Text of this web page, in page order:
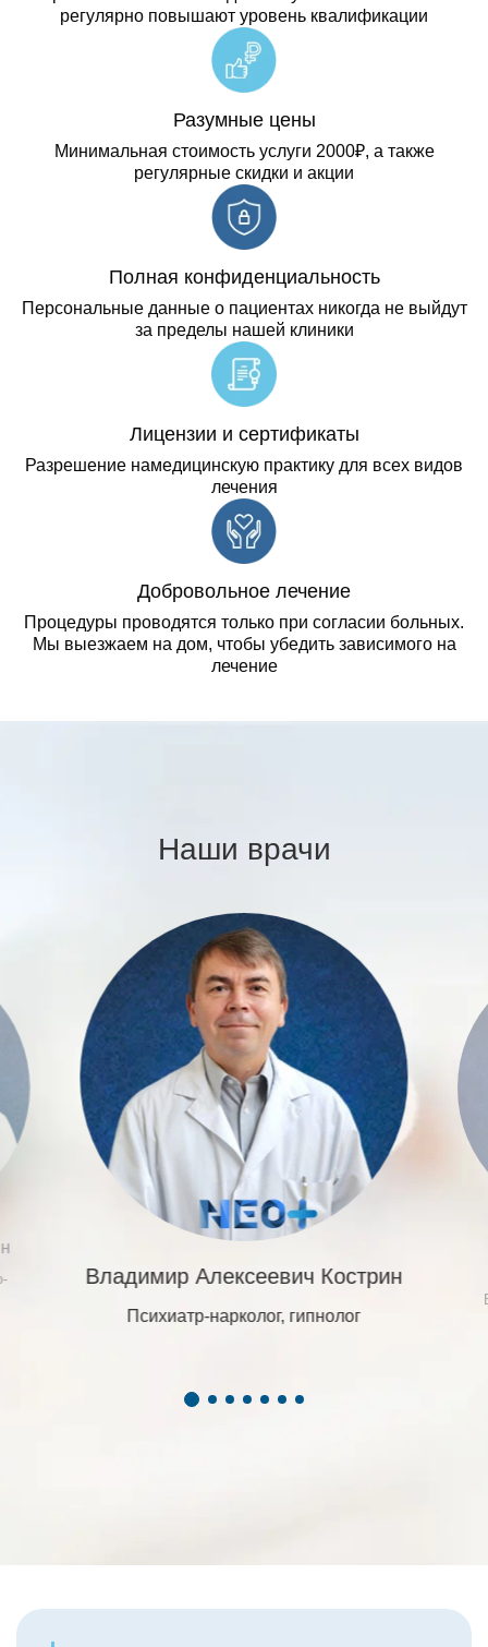
регулярно повышают уровень квалификации
Разумные цены
Минимальная стоимость услуги 2000₽, а также
регулярные скидки и акции
Полная конфиденциальность
Персональные данные о пациентах никогда не выйдут
за пределы нашей клиники
Лицензии и сертификаты
Разрешение намедицинскую практику для всех видов
лечения
Добровольное лечение
Процедуры проводятся только при согласии больных.
Мы выезжаем на дом, чтобы убедить зависимого на
лечение
Наши врачи
Владимир Алексеевич Кострин
Психиатр-нарколог, гипнолог